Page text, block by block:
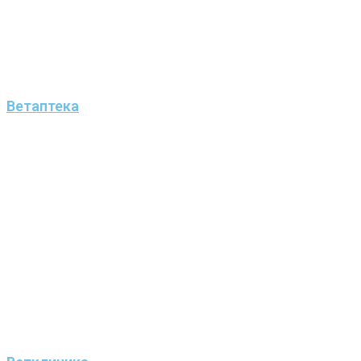
Ветаптека